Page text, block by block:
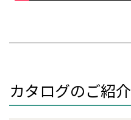
カタログのご紹介